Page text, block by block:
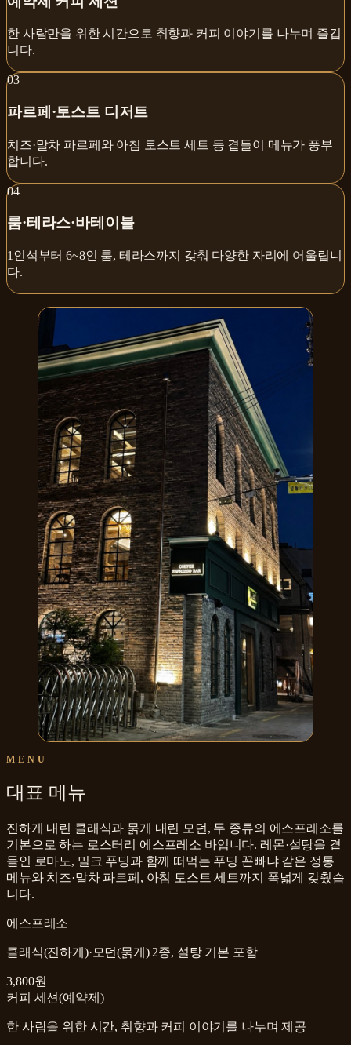
한 사람만을 위한 시간으로 취향과 커피 이야기를 나누며 즐깁
니다.
03
파르페·토스트 디저트
치즈·말차 파르페와 아침 토스트 세트 등 곁들이 메뉴가 풍부
합니다.
04
룸·테라스·바테이블
1인석부터 6~8인 룸, 테라스까지 갖춰 다양한 자리에 어울립니
다.
MENU
대표 메뉴
진하게 내린 클래식과 묽게 내린 모던, 두 종류의 에스프레소를
기본으로 하는 로스터리 에스프레소 바입니다. 레몬·설탕을 곁
들인 로마노, 밀크 푸딩과 함께 떠먹는 푸딩 꼰빠냐 같은 정통
메뉴와 치즈·말차 파르페, 아침 토스트 세트까지 폭넓게 갖췄습
니다.
에스프레소
클래식(진하게)·모던(묽게) 2종, 설탕 기본 포함
3,800원
커피 세션(예약제)
한 사람을 위한 시간, 취향과 커피 이야기를 나누며 제공